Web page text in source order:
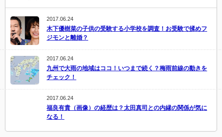
2017.06.24
木下優樹菜の子供の受験する小学校を調査！お受験で揉めフ
ジモンと離婚？
2017.06.24
九州で大雨の地域はココ！いつまで続く？梅雨前線の動きを
チェック！
2017.06.24
福良有貴（画像）の経歴は？太田真司との内縁の関係が気に
なる！